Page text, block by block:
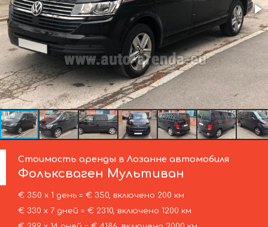
Стоимость аренды в Лозанне автомобиля
Фольксваген Мультиван
€ 350 х 1 день = € 350, включено 200 км
€ 330 х 7 дней = € 2310, включено 1200 км